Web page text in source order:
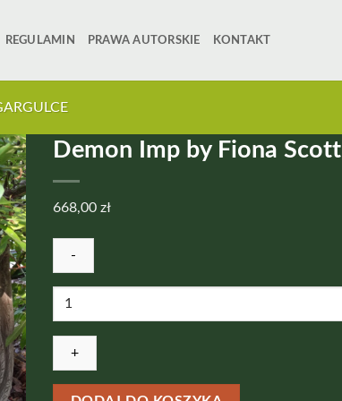
REGULAMIN PRAWA AUTORSKIE KONTAKT
Demon Imp by Fiona Scott
668,00 zł
ilość
Imp